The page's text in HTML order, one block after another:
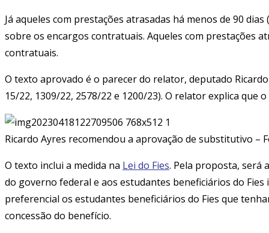
Já aqueles com prestações atrasadas há menos de 90
sobre os encargos contratuais. Aqueles com prestações
contratuais.
O texto aprovado é o parecer do relator, deputado
15/22, 1309/22, 2578/22 e 1200/23). O relator explica
Ricardo Ayres recomendou a aprovação de substitutivo –
O texto inclui a medida na Lei do Fies. Pela proposta, será
do governo federal e aos estudantes beneficiários do
preferencial os estudantes beneficiários do Fies que
concessão do benefício.